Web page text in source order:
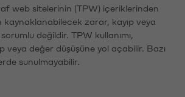
web sitelerinin (TPW) içeriklerinden
kaynaklanabilecek zarar, kayıp veya
değildir. TPW kullanımı,
veya değer düşüşüne yol açabilir. Bazı
sunulmayabilir.